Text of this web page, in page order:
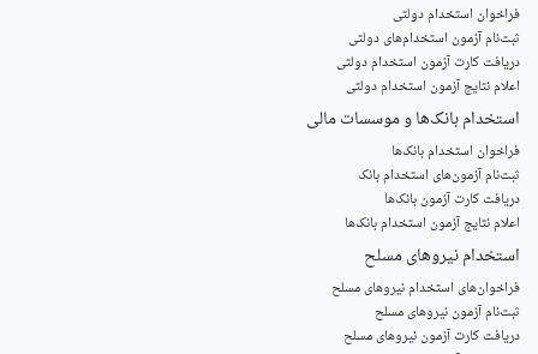
فراخوان استخدام دولتی
ثبت‌نام آزمون‌ استخدام‌های دولتی
دریافت کارت آزمون استخدام دولتی
اعلام نتایج آزمون استخدام دولتی
استخدام‌ بانک‌ها و موسسات مالی
فراخوان استخدام بانک‌ها
‌ثبت‌نام آزمون‌های استخدام بانک
دریافت کارت آزمون بانک‌ها
اعلام نتایج آزمون استخدام بانک‌ها
استخدام‌ نیروهای مسلح
‌فراخوان‌های استخدام‌ نیروهای مسلح
ثبت‌نام آزمون نیروهای مسلح
دریافت کارت آزمون نیروهای مسلح